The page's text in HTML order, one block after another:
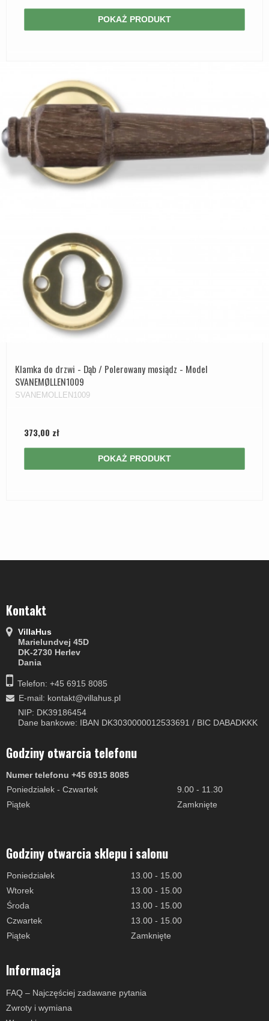
POKAŻ PRODUKT
Klamka do drzwi - Dąb / Polerowany mosiądz - Model
SVANEMØLLEN1009
SVANEMOLLEN1009
373,00 zł
POKAŻ PRODUKT
Kontakt
VillaHus
Marielundvej 45D
DK-2730 Herlev
Dania
Telefon: +45 6915 8085
E-mail: kontakt@villahus.pl
NIP: DK39186454
Dane bankowe: IBAN DK3030000012533691 / BIC DABADKKK
Godziny otwarcia telefonu
Numer telefonu +45 6915 8085
Poniedziałek - Czwartek
9.00 - 11.30
Piątek
Zamknięte
Godziny otwarcia sklepu i salonu
Poniedziałek
13.00 - 15.00
Wtorek
13.00 - 15.00
Środa
13.00 - 15.00
Czwartek
13.00 - 15.00
Piątek
Zamknięte
Informacja
FAQ – Najczęściej zadawane pytania
Zwroty i wymiana